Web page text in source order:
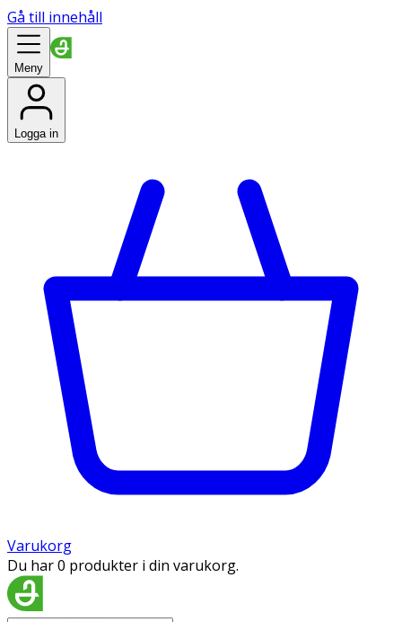
Gå till innehåll
Meny
Logga in
Varukorg
Du har 0 produkter i din varukorg.